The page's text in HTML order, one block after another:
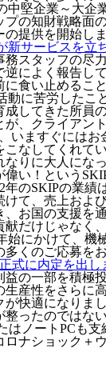
中堅企業～大
の知財戦略面
提供を開始し
新サービスを立
スタッフの尽
によく報告し
食い止めるこ
動に苦労した
してきた所員
、クライアン
いますぐには
なしてくれて
りに大人にな
い！という
年のSKIPの業
て、売上およ
お国の支援を
だけじゃなく
始にかけて、
くのご応募を
式に内定を出
の一部を積極
産性をさらに
快適になりま
ったのではな
はノートPCも
ナショック＋